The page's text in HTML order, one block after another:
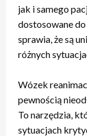
jak i samego
dostosowane
sprawia, że są
różnych
Wózek
pewnością
To narzędzia,
sytuacjach